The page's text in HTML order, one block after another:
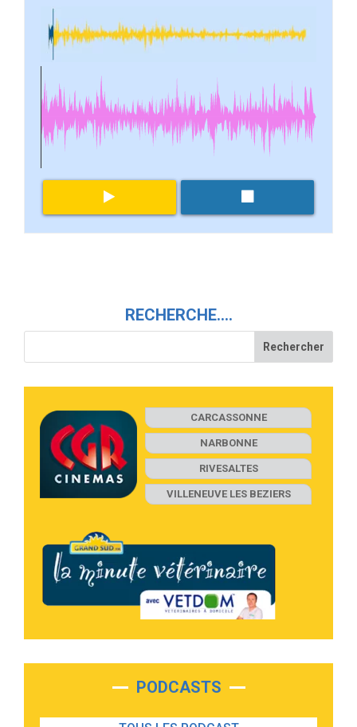
RECHERCHE….
CARCASSONNE
NARBONNE
RIVESALTES
VILLENEUVE LES BEZIERS
PODCASTS